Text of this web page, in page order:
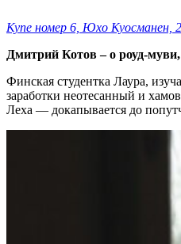
Купе номер 6, Юхо Куосманен,
Дмитрий Котов – о роуд-
Финская студентка Лаура,
заработки неотесанный и
Леха — докапывается до